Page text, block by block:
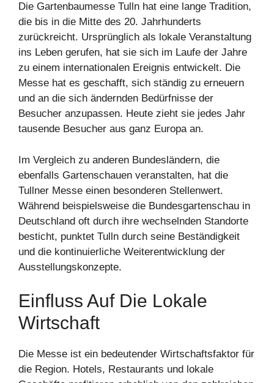
Die Gartenbaumesse Tulln hat eine lange Tradition,
die bis in die Mitte des 20. Jahrhunderts
zurückreicht. Ursprünglich als lokale Veranstaltung
ins Leben gerufen, hat sie sich im Laufe der Jahre
zu einem internationalen Ereignis entwickelt. Die
Messe hat es geschafft, sich ständig zu erneuern
und an die sich ändernden Bedürfnisse der
Besucher anzupassen. Heute zieht sie jedes Jahr
tausende Besucher aus ganz Europa an.
Im Vergleich zu anderen Bundesländern, die
ebenfalls Gartenschauen veranstalten, hat die
Tullner Messe einen besonderen Stellenwert.
Während beispielsweise die Bundesgartenschau in
Deutschland oft durch ihre wechselnden Standorte
besticht, punktet Tulln durch seine Beständigkeit
und die kontinuierliche Weiterentwicklung der
Ausstellungskonzepte.
Einfluss Auf Die Lokale
Wirtschaft
Die Messe ist ein bedeutender Wirtschaftsfaktor für
die Region. Hotels, Restaurants und lokale